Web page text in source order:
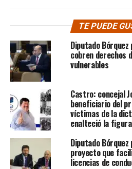
TE PUEDE
Diputado
cobren derechos
vulnerables
Castro: concejal
beneficiario del
víctimas de la
enalteció la
Diputado
proyecto que
licencias de